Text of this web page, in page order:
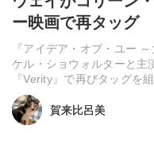
ー映画で再タッグ
『アイデア・オブ・ユー
ケル・ショウォルターと主
『Verity』で再びタッグを
賀来比呂美
賀来比呂美